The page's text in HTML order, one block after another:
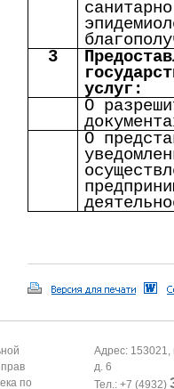
3
услуг:
О
О
по
Адрес: 153021,
д. 6
Тел.: +7 (4932)